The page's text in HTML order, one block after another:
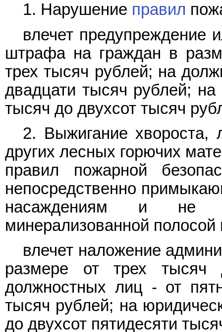
1. Нарушение правил
влечет предупреждение
штрафа на граждан в
трех тысяч рублей; на
двадцати тысяч рублей;
тысяч до двухсот тысяч
2. Выжигание хвороста,
других лесных горючих
правил пожарной
непосредственно
насаждениям и не
минерализованной
влечет наложение
размере от трех
должностных лиц - от
тысяч рублей; на
до двухсот пятидесяти